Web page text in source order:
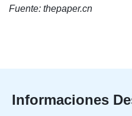
Fuente: thepaper.cn
Informaciones